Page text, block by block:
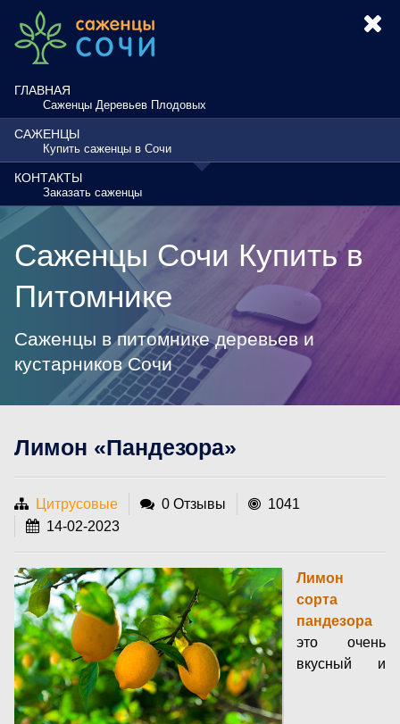
ГЛАВНАЯ
Саженцы Деревьев Плодовых
САЖЕНЦЫ
Купить саженцы в Сочи
КОНТАКТЫ
Заказать саженцы
Саженцы Сочи Купить в
Питомнике
Саженцы в питомнике деревьев и
кустарников Сочи
Лимон «Пандезора»
Цитрусовые 0 Отзывы
1041
14-02-2023
Лимон
сорта
пандезора
это очень
вкусный и